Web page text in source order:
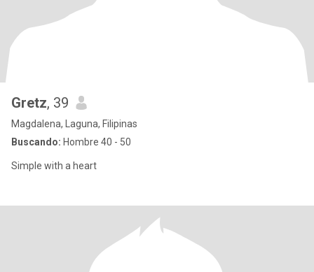
Gretz, 39
Magdalena, Laguna, Filipinas
Buscando: Hombre 40 - 50
Simple with a heart